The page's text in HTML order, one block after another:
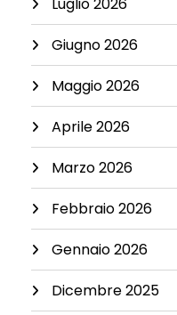
Giugno 2026
Maggio 2026
Aprile 2026
Marzo 2026
Febbraio 2026
Gennaio 2026
Dicembre 2025